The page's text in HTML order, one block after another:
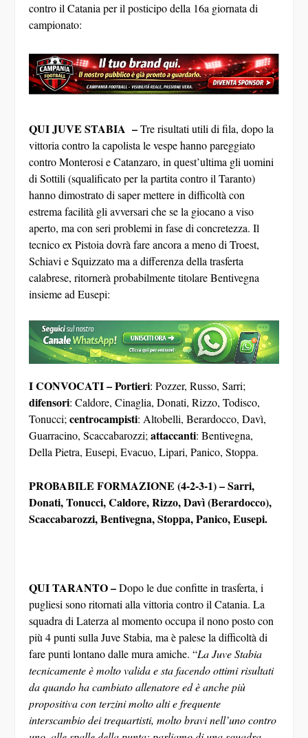
contro il Catania per il posticipo della 16a giornata di
campionato:
QUI JUVE STABIA –Tre risultati utili di fila, dopo la
vittoria contro la capolista le vespe hanno pareggiato
contro Monterosi e Catanzaro, in quest’ultima gli uomini
di Sottili (squalificato per la partita contro il Taranto)
hanno dimostrato di saper mettere in difficoltà con
estrema facilità gli avversari che se la giocano a viso
aperto, ma con seri problemi in fase di concretezza. Il
tecnico ex Pistoia dovrà fare ancora a meno di Troest,
Schiavi e Squizzato ma a differenza della trasferta
calabrese, ritornerà probabilmente titolare Bentivegna
insieme ad Eusepi:
I CONVOCATI –Portieri: Pozzer, Russo, Sarri;
difensori: Caldore, Cinaglia, Donati, Rizzo, Todisco,
Tonucci;centrocampisti: Altobelli, Berardocco, Davì,
Guarracino, Scaccabarozzi;attaccanti: Bentivegna,
Della Pietra, Eusepi, Evacuo, Lipari, Panico, Stoppa.
PROBABILE FORMAZIONE (4-2-3-1) – Sarri,
Donati, Tonucci, Caldore, Rizzo, Davì (Berardocco),
Scaccabarozzi, Bentivegna, Stoppa, Panico, Eusepi.
QUI TARANTO –Dopo le due confitte in trasferta, i
pugliesi sono ritornati alla vittoria contro il Catania. La
squadra di Laterza al momento occupa il nono posto con
più 4 punti sulla Juve Stabia, ma è palese la difficoltà di
fare punti lontano dalle mura amiche. “La Juve Stabia
tecnicamente è molto valida e sta facendo ottimi risultati
da quando ha cambiato allenatore ed è anche più
propositiva con terzini molto alti e frequente
interscambio dei trequartisti, molto bravi nell’uno contro